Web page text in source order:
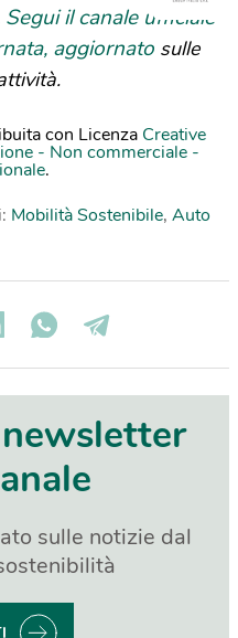
Segui il canale ufficiale
aggiornato sulle
con Licenza Creative
- Non commerciale -
.
Mobilità Sostenibile, Auto
sulle notizie dal